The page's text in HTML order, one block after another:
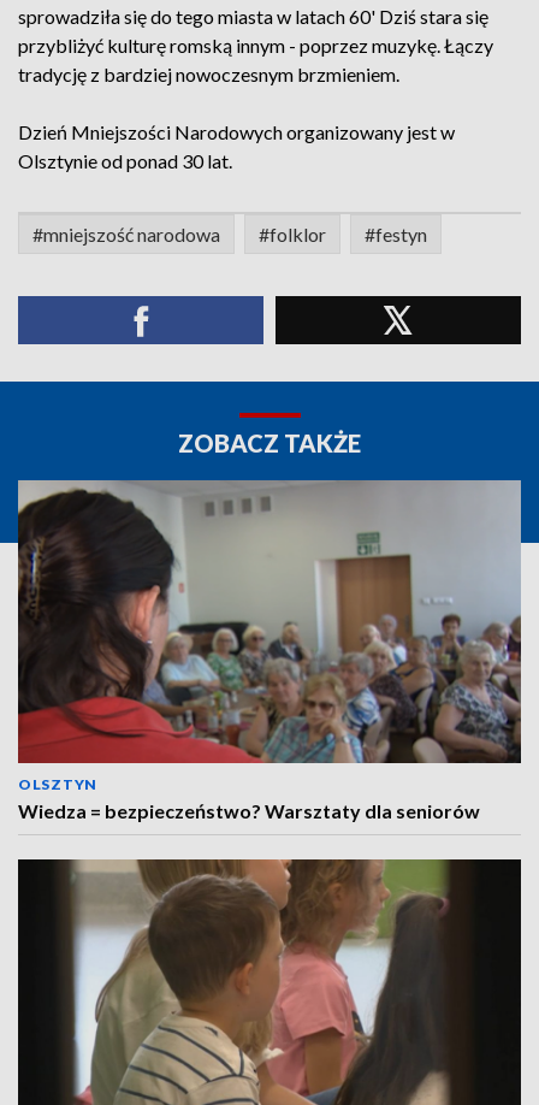
sprowadziła się do tego miasta w latach 60' Dziś stara się
przybliżyć kulturę romską innym - poprzez muzykę. Łączy
tradycję z bardziej nowoczesnym brzmieniem.
Dzień Mniejszości Narodowych organizowany jest w
Olsztynie od ponad 30 lat.
#mniejszość narodowa #folklor #festyn
ZOBACZ TAKŻE
OLSZTYN
Wiedza = bezpieczeństwo? Warsztaty dla seniorów